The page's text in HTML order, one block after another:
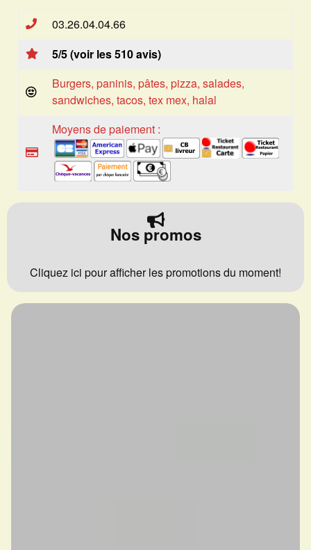
03.26.04.04.66
5/5 (voir les 510 avis)
Burgers, paninis, pâtes, pizza, salades,
sandwiches, tacos, tex mex, halal
Moyens de paiement :
Nos promos
Cliquez ici pour afficher les promotions du moment!